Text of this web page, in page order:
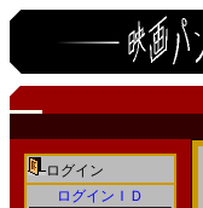
ログイン
ログインＩＤ